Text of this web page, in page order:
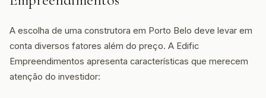
A escolha de uma construtora em Porto Belo deve levar em
conta diversos fatores além do preço. A Edific
Empreendimentos apresenta características que merecem
atenção do investidor: